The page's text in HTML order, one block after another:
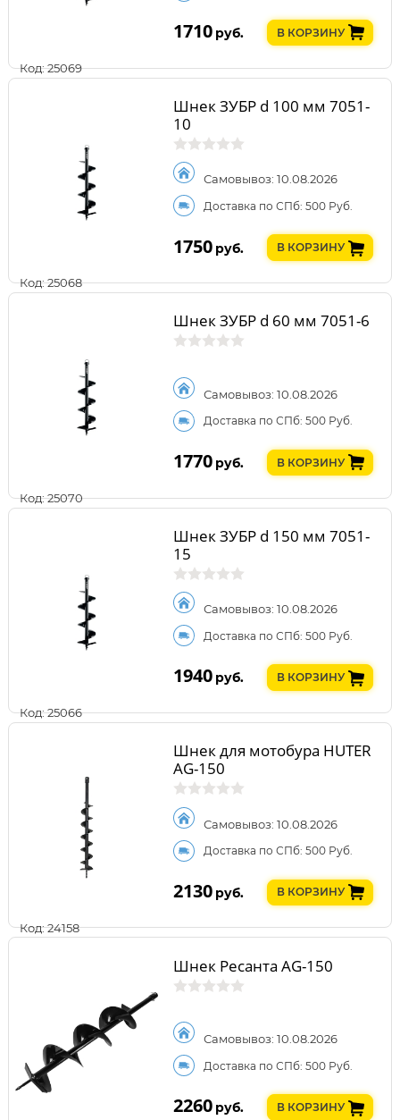
Код: 25069
1710 руб. В КОРЗИНУ
Код: 25068
Шнек ЗУБР d 100 мм 7051-
10
Самовывоз: 10.08.2026
Доставка по СПб: 500 Руб.
1750 руб. В КОРЗИНУ
Код: 25070
Шнек ЗУБР d 60 мм 7051-6
Самовывоз: 10.08.2026
Доставка по СПб: 500 Руб.
1770 руб. В КОРЗИНУ
Код: 25066
Шнек ЗУБР d 150 мм 7051-
15
Самовывоз: 10.08.2026
Доставка по СПб: 500 Руб.
1940 руб. В КОРЗИНУ
Код: 24158
Шнек для мотобура HUTER
AG-150
Самовывоз: 10.08.2026
Доставка по СПб: 500 Руб.
2130 руб. В КОРЗИНУ
Шнек Ресанта AG-150
Самовывоз: 10.08.2026
Доставка по СПб: 500 Руб.
2260 руб. В КОРЗИНУ